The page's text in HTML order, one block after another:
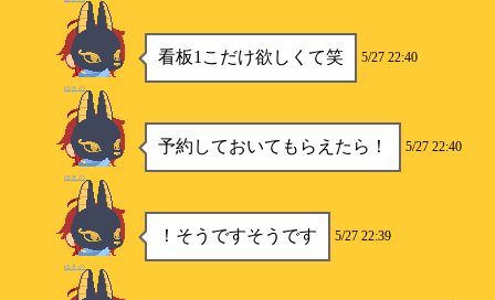
看板1こだけ欲しくて笑 5/27 22:40
ゆきの
予約しておいてもらえたら！ 5/27 22:40
ゆきの
！そうですそうです 5/27 22:39
ゆきの